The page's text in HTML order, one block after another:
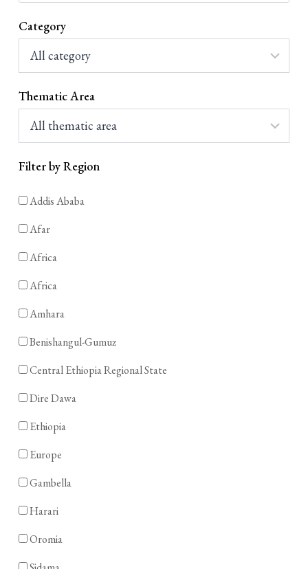
Category
Thematic Area
Filter by Region
Addis Ababa
Afar
Africa
Africa
Amhara
Benishangul-Gumuz
Central Ethiopia Regional State
Dire Dawa
Ethiopia
Europe
Gambella
Harari
Oromia